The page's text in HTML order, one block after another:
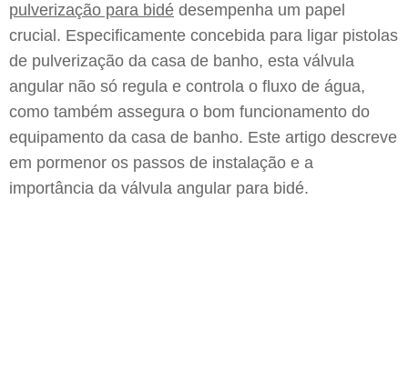
pulverização para bidé desempenha um papel
crucial. Especificamente concebida para ligar pistolas
de pulverização da casa de banho, esta válvula
angular não só regula e controla o fluxo de água,
como também assegura o bom funcionamento do
equipamento da casa de banho. Este artigo descreve
em pormenor os passos de instalação e a
importância da válvula angular para bidé.